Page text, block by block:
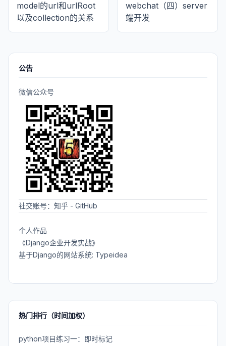
model的url和urlRoot
以及collection的关系
webchat（四）server
端开发
公告
微信公众号
社交账号： 知乎 - GitHub
个人作品
《Django企业开发实战》
基于Django的网站系统: Typeidea
热门排行（时间加权）
python项目练习一：即时标记